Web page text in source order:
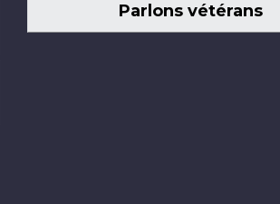
Parlons vétérans